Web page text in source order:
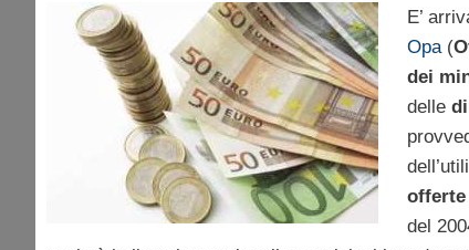
E’
Opa(
dei
delle
del